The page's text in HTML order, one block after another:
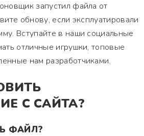
запустил файла от
обнову, если эксплуатировали
Вступайте в наши социальные
отличные игрушки, топовые
нам разработчиками.
С САЙТА?
ФАЙЛ?